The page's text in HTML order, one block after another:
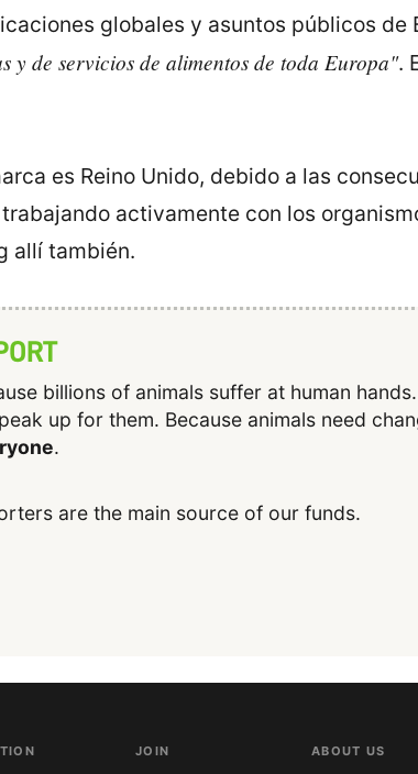
globales y asuntos públicos de
y de servicios de alimentos de toda Europa".
es Reino Unido, debido a las
activamente con los
allí también.
billions of animals suffer at human
up for them. Because animals need
.
are the main source of our funds.
JOIN ABOUT US